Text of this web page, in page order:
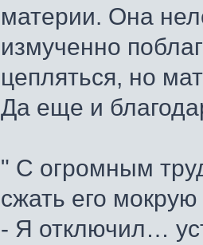
материи. Она
измученно
цепляться, но
Да еще и
" С огромным
сжать его
- Я отключил…